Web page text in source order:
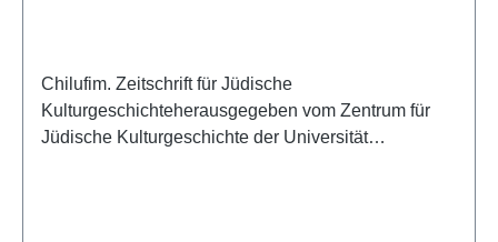
Chilufim. Zeitschrift für Jüdische
Kulturgeschichteherausgegeben vom Zentrum für
Jüdische Kulturgeschichte der Universität